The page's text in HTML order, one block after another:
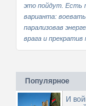
это пойдут. Есть
варианта: воевать
парализовав
врага и прекратив
Популярное
И